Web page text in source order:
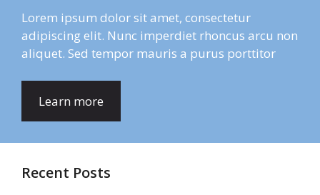
Lorem ipsum dolor sit amet, consectetur
adipiscing elit. Nunc imperdiet rhoncus arcu non
aliquet. Sed tempor mauris a purus porttitor
Learn more
Recent Posts